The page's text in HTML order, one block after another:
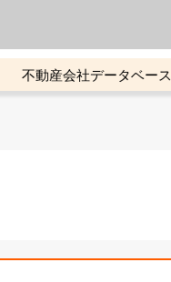
不動産会社データベース